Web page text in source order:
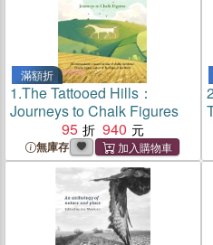
滿額折
1.The Tattooed Hills：
Journeys to Chalk Figures
95
940
無庫存